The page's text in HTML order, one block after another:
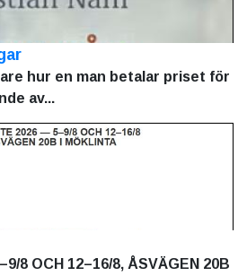
hur en man betalar priset för
av...
8 OCH 12–16/8, ÅSVÄGEN 20B